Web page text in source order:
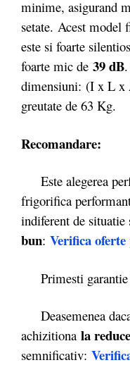
minime, asigurand
setate. Acest model
este si foarte
foarte mic de 39 dB
dimensiuni: (I x L x
greutate de 63 Kg.
Recomandare:
Este alegerea
frigorifica
indiferent de
bun: Verifica
Primesti garantie
Deasemenea
achizitiona la
semnificativ: